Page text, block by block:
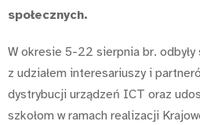
społecznych.
W okresie 5-22 sierpnia br.
z udziałem interesariuszy i
dystrybucji urządzeń ICT oraz
szkołom w ramach realizacji